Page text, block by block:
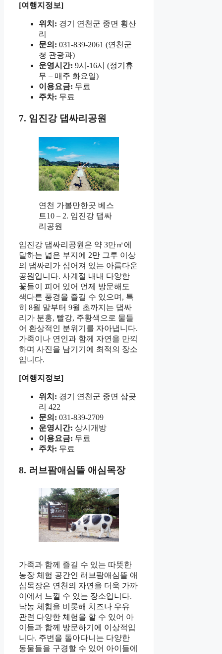
[여행지정보]
위치: 경기 연천군 중면 횡산
리
문의: 031-839-2061 (연천군
청 관광과)
운영시간: 9시-16시 (정기휴
무 – 매주 화요일)
이용요금: 무료
주차: 무료
7. 임진강 댑싸리공원
연천 가볼만한곳 베스
트10 – 2. 임진강 댑싸
리공원
임진강 댑싸리공원은 약 3만㎡에
달하는 넓은 부지에 2만 그루 이상
의 댑싸리가 심어져 있는 아름다운
공원입니다. 사계절 내내 다양한
꽃들이 피어 있어 언제 방문해도
색다른 풍경을 즐길 수 있으며, 특
히 8월 말부터 9월 초까지는 댑싸
리가 분홍, 빨강, 주황색으로 물들
어 환상적인 분위기를 자아냅니다.
가족이나 연인과 함께 자연을 만끽
하며 사진을 남기기에 최적의 장소
입니다.
[여행지정보]
위치: 경기 연천군 중면 삼곶
리 422
문의: 031-839-2709
운영시간: 상시개방
이용요금: 무료
주차: 무료
8. 러브팜애심뜰 애심목장
가족과 함께 즐길 수 있는 따뜻한
농장 체험 공간인 러브팜애심뜰 애
심목장은 연천의 자연을 더욱 가까
이에서 느낄 수 있는 장소입니다.
낙농 체험을 비롯해 치즈나 우유
관련 다양한 체험을 할 수 있어 아
이들과 함께 방문하기에 이상적입
니다. 주변을 돌아다니는 다양한
동물들을 구경할 수 있어 아이들에